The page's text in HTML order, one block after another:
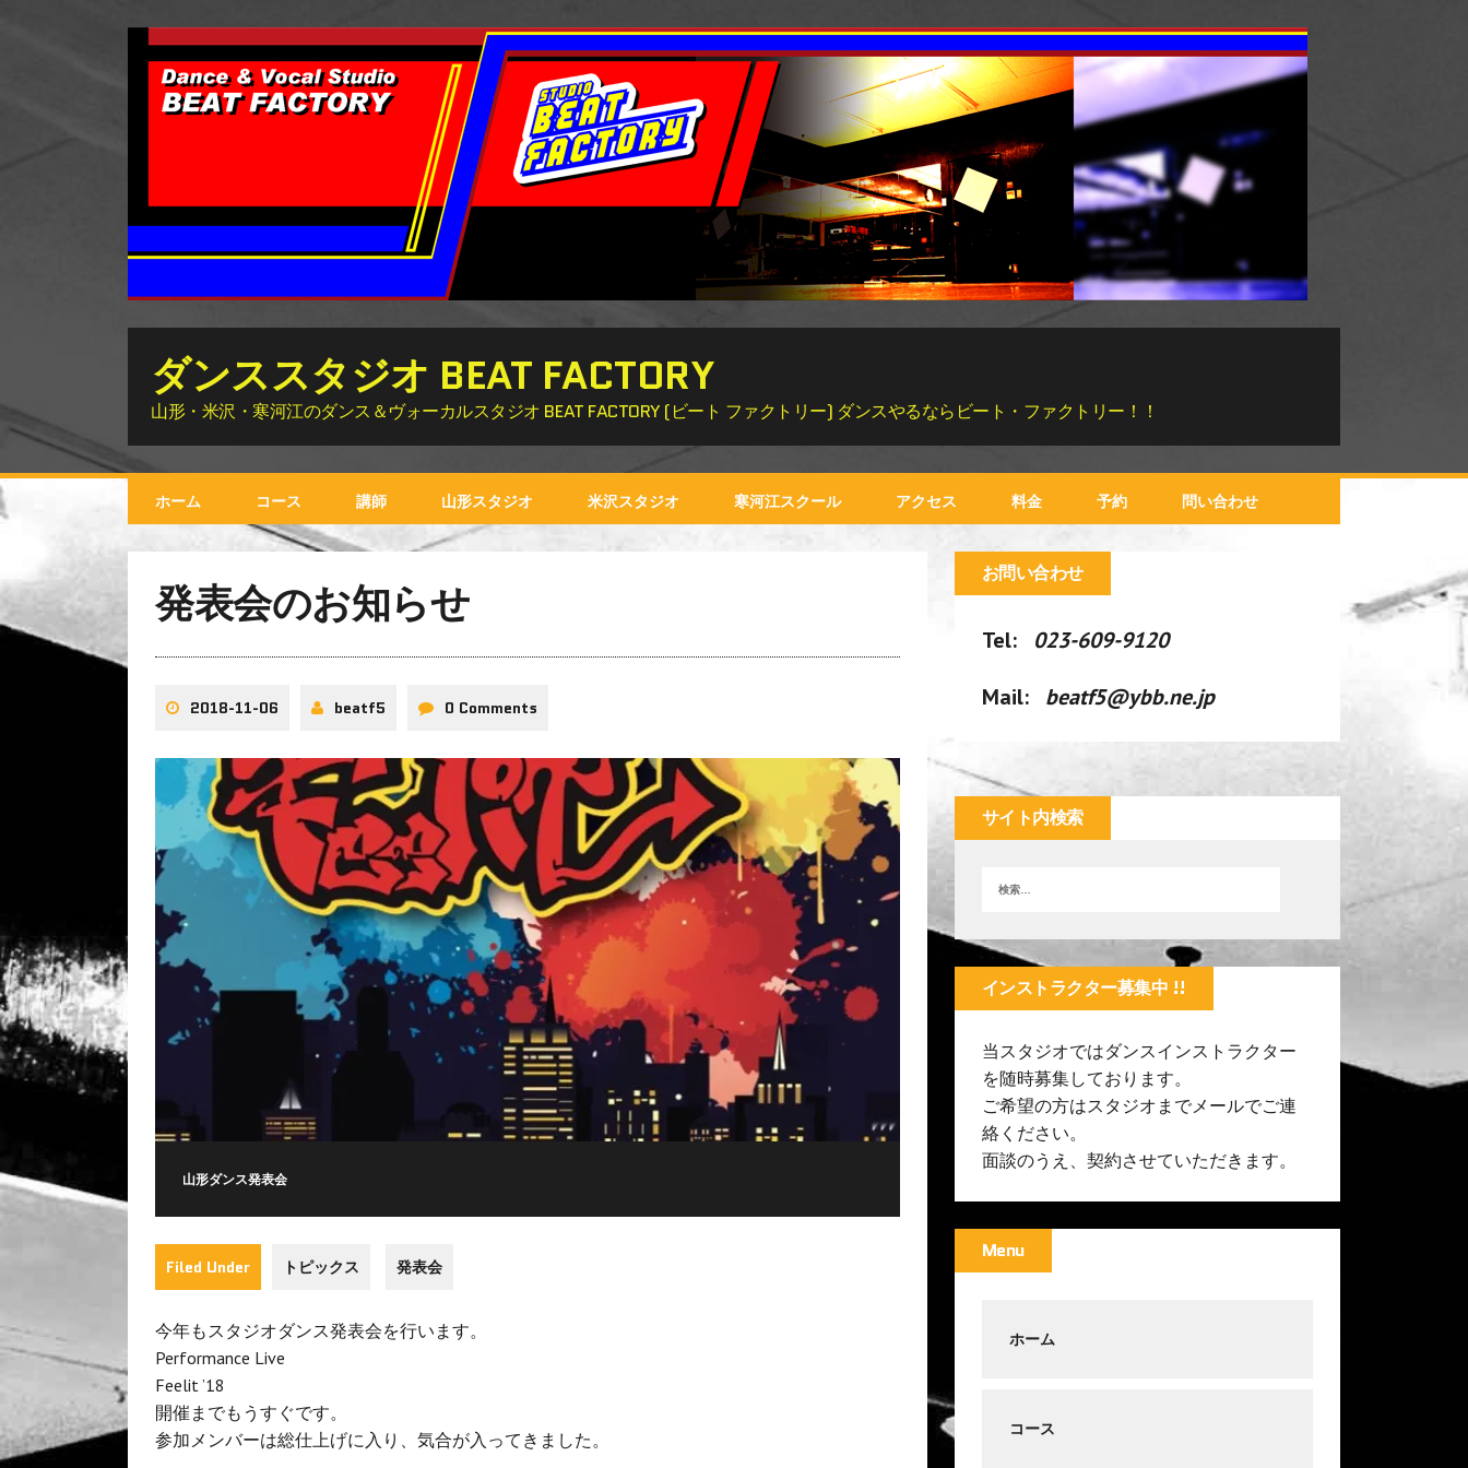
ダンススタジオ BEAT FACTORY
山形・米沢・寒河江のダンス＆ヴォーカルスタジオ BEAT FACTORY (ビート ファクトリー) ダンスやるならビート・ファクトリー！！
ホーム コース 講師 山形スタジオ 米沢スタジオ 寒河江スクール アクセス 料金 予約 問い合わせ
発表会のお知らせ
2018-11-06 beatf5 0 Comments
山形ダンス発表会
Filed Under トピックス 発表会
今年もスタジオダンス発表会を行います。
Performance Live
Feelit ’18
開催までもうすぐです。
参加メンバーは総仕上げに入り、気合が入ってきました。
お問い合わせ
Tel: 023-609-9120
Mail: beatf5@ybb.ne.jp
サイト内検索
インストラクター募集中 !!
当スタジオではダンスインストラクター
を随時募集しております。
ご希望の方はスタジオまでメールでご連
絡ください。
面談のうえ、契約させていただきます。
Menu
ホーム
コース